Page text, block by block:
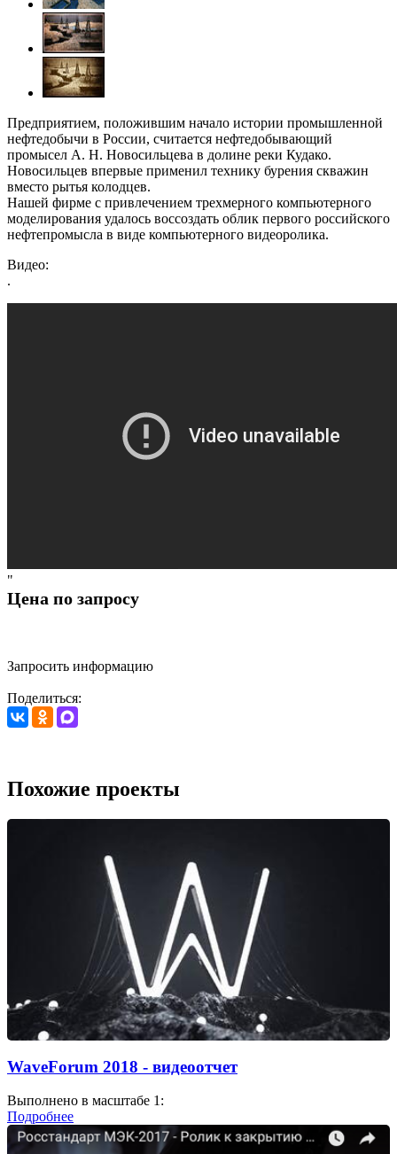
Предприятием, положившим начало истории промышленной
нефтедобычи в России, считается нефтедобывающий
промысел А. Н. Новосильцева в долине реки Кудако.
Новосильцев впервые применил технику бурения скважин
вместо рытья колодцев.
Нашей фирме с привлечением трехмерного компьютерного
моделирования удалось воссоздать облик первого российского
нефтепромысла в виде компьютерного видеоролика.
Видео:
.
"
Цена по запросу
Запросить информацию
Поделиться:
Похожие проекты
WaveForum 2018 - видеоотчет
Выполнено в масштабе 1:
Подробнее